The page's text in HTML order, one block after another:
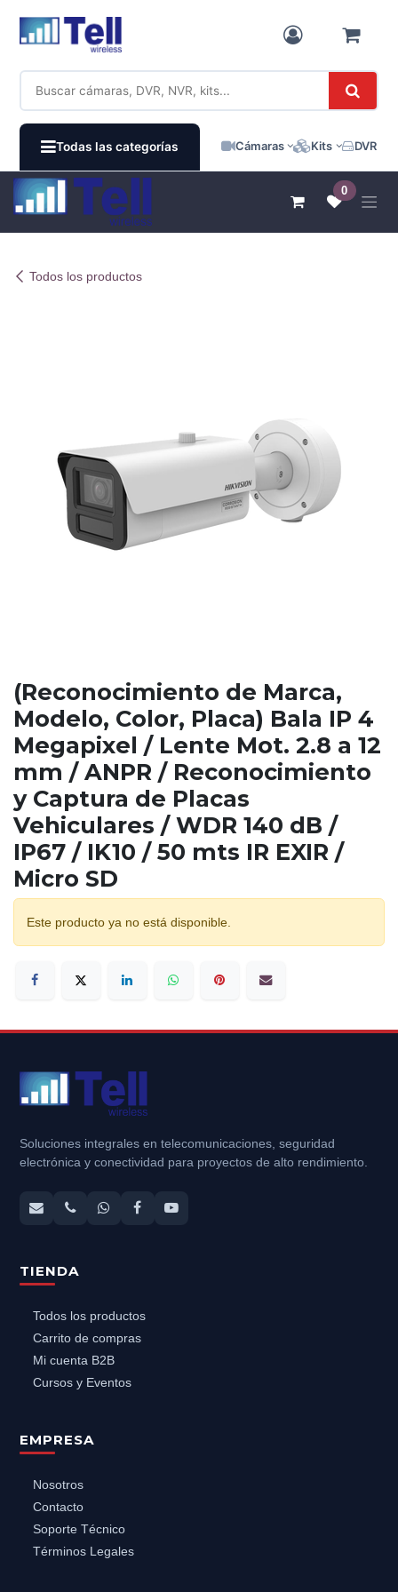
Todas las categorías Cámaras Kits DVR /
0
Todos los productos
(Reconocimiento de Marca,
Modelo, Color, Placa) Bala IP 4
Megapixel / Lente Mot. 2.8 a 12
mm / ANPR / Reconocimiento
y Captura de Placas
Vehiculares / WDR 140 dB /
IP67 / IK10 / 50 mts IR EXIR /
Micro SD
Este producto ya no está disponible.
Soluciones integrales en telecomunicaciones, seguridad
electrónica y conectividad para proyectos de alto rendimiento.
TIENDA
Todos los productos
Carrito de compras
Mi cuenta B2B
Cursos y Eventos
EMPRESA
Nosotros
Contacto
Soporte Técnico
Términos Legales